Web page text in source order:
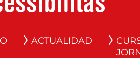
ACTUALIDAD